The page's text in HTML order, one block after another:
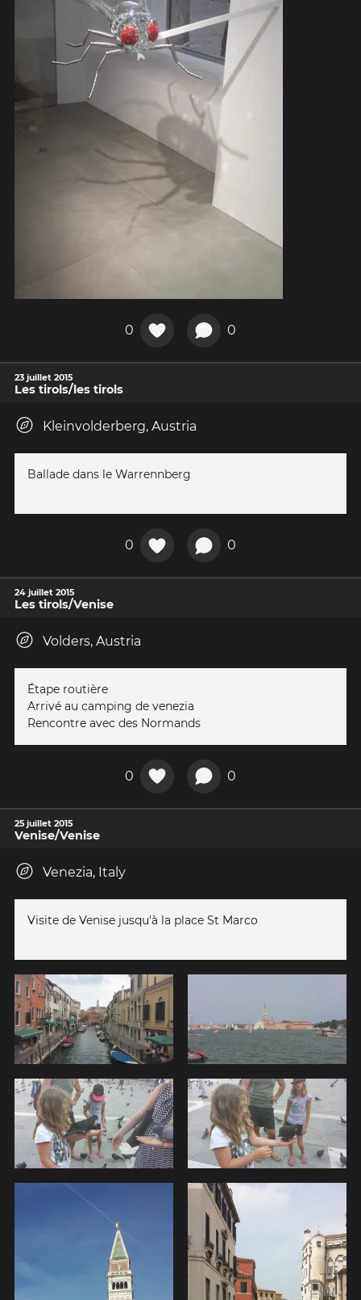
0 0
23 juillet 2015
Les tirols/les tirols
Kleinvolderberg, Austria
Ballade dans le Warrennberg
0 0
24 juillet 2015
Les tirols/Venise
Volders, Austria
Étape routière
Arrivé au camping de venezia
Rencontre avec des Normands
0 0
25 juillet 2015
Venise/Venise
Venezia, Italy
Visite de Venise jusqu'à la place St Marco